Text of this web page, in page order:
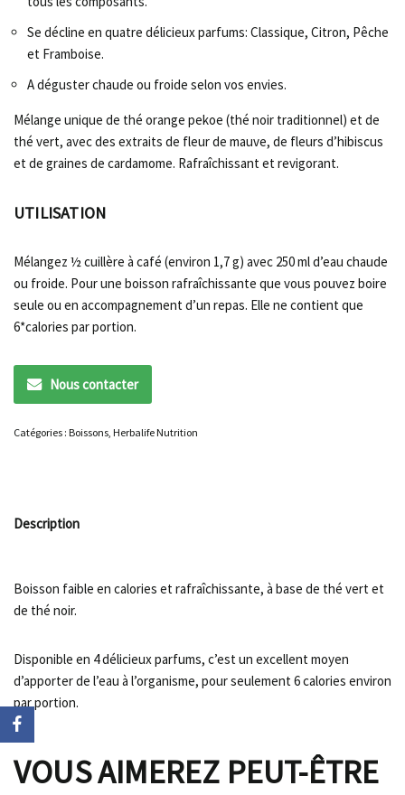
Se décline en quatre délicieux parfums: Classique, Citron, Pêche
et Framboise.
A déguster chaude ou froide selon vos envies.
Mélange unique de thé orange pekoe (thé noir traditionnel) et de
thé vert, avec des extraits de fleur de mauve, de fleurs d’hibiscus
et de graines de cardamome. Rafraîchissant et revigorant.
UTILISATION
Mélangez ½ cuillère à café (environ 1,7 g) avec 250 ml d’eau chaude
ou froide. Pour une boisson rafraîchissante que vous pouvez boire
seule ou en accompagnement d’un repas. Elle ne contient que
6*calories par portion.
Nous contacter
Catégories : Boissons Herbalife Nutrition
Description
Boisson faible en calories et rafraîchissante, à base de thé vert et
de thé noir.
Disponible en 4 délicieux parfums, c’est un excellent moyen
d’apporter de l’eau à l’organisme, pour seulement 6 calories environ
par portion.
VOUS AIMEREZ PEUT-ÊTRE